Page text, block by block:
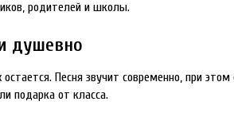
родителей и школы.
душевно
Песня звучит современно, при
подарка от класса.